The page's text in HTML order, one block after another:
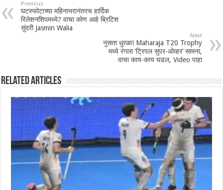
Previous
घटस्फोटाच्या महिनाभरानंतरच हार्दिक
रिलेशनशिपमध्ये? वाचा कोण आहे ब्रिटिश
सुंदरी Jasmin Walia
Next
नुसता धुरळा! Maharaja T20 Trophy
मध्ये रंगला ‘ट्रिपल सुपर-ओव्हर’ सामना,
वाचा काय-काय घडल, Video पाहा
Related Articles